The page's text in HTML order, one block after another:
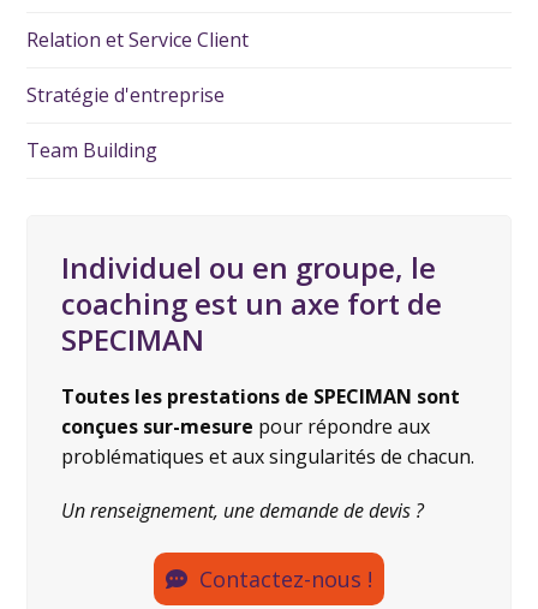
Relation et Service Client
Stratégie d'entreprise
Team Building
Individuel ou en groupe, le
coaching est un axe fort de
SPECIMAN
Toutes les prestations de SPECIMAN sont
conçues sur-mesure pour répondre aux
problématiques et aux singularités de chacun.
Un renseignement, une demande de devis ?
Contactez-nous !